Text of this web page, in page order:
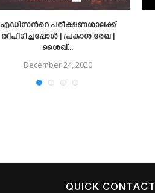
എഡിസൻറെ പരീക്ഷണശാലക്ക്
തീപിടിച്ചപ്പോൾ | പ്രകാശ രേഖ |
ശൈഖ്...
December 24, 2020
QUICK CONTACT